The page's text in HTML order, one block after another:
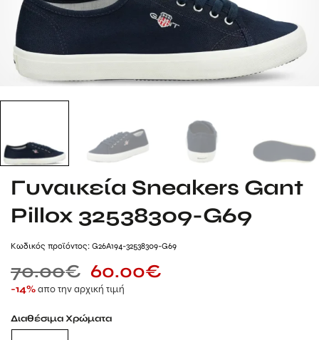
Γυναικεία Sneakers Gant
Pillox 32538309-G69
Kωδικός προϊόντος: G26A194-32538309-G69
70.00€ 60.00€
-14%απο την αρχική τιμή
Διαθέσιμα Χρώματα